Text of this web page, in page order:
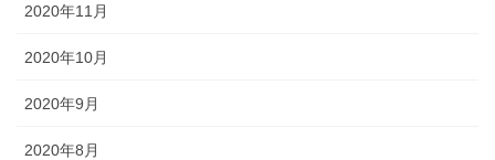
2020年11月
2020年10月
2020年9月
2020年8月